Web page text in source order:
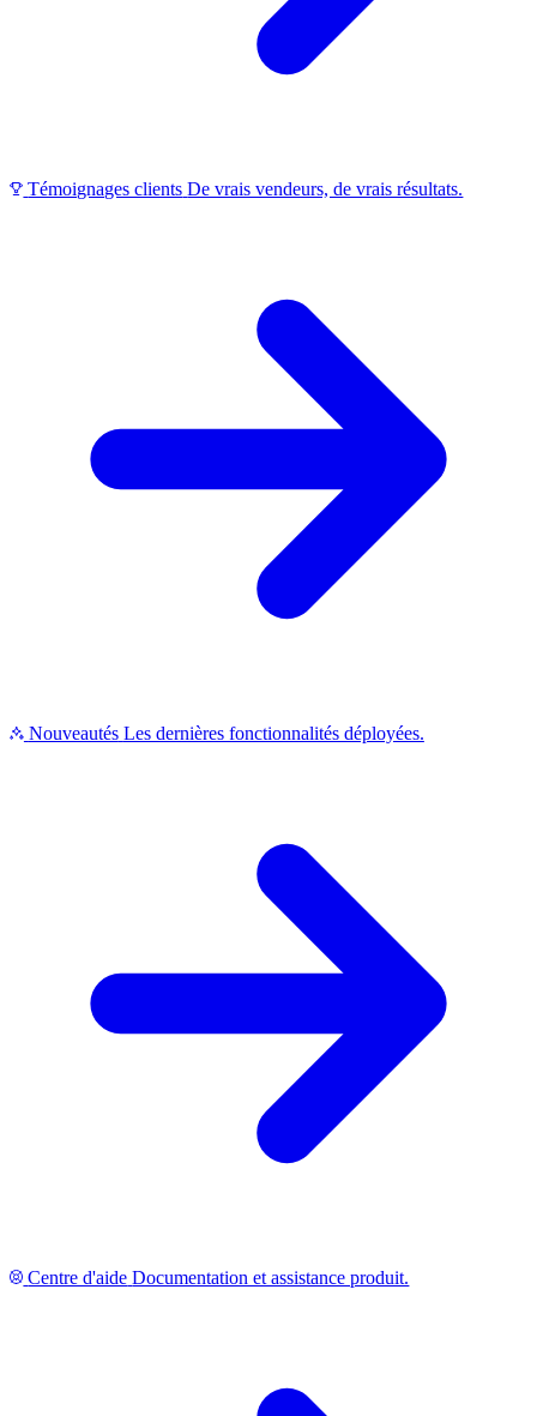
Témoignages clients De vrais vendeurs, de vrais résultats.
Nouveautés Les dernières fonctionnalités déployées.
Centre d'aide Documentation et assistance produit.